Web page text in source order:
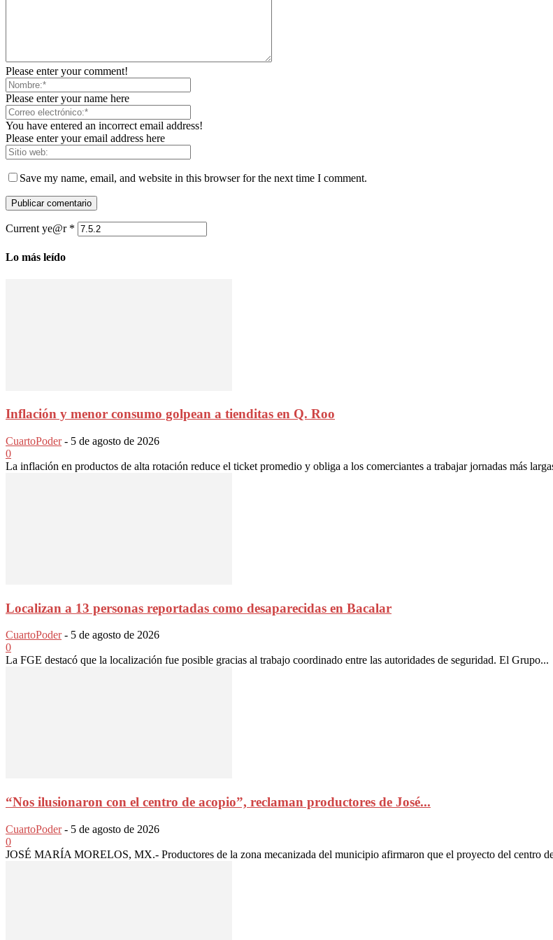
Please enter your comment!
Please enter your name here
You have entered an incorrect email address!
Please enter your email address here
Save my name, email, and website in this browser for the next time I comment.
Current ye@r *
Lo más leído
Inflación y menor consumo golpean a tienditas en Q. Roo
CuartoPoder - 5 de agosto de 2026
0
La inflación en productos de alta rotación reduce el ticket promedio y obliga a los comerciantes a trabajar jornadas más
Localizan a 13 personas reportadas como desaparecidas en Bacalar
CuartoPoder - 5 de agosto de 2026
0
La FGE destacó que la localización fue posible gracias al trabajo coordinado entre las autoridades de seguridad. El Grupo...
“Nos ilusionaron con el centro de acopio”, reclaman productores de José...
CuartoPoder - 5 de agosto de 2026
0
JOSÉ MARÍA MORELOS, MX.- Productores de la zona mecanizada del municipio afirmaron que el proyecto del centro